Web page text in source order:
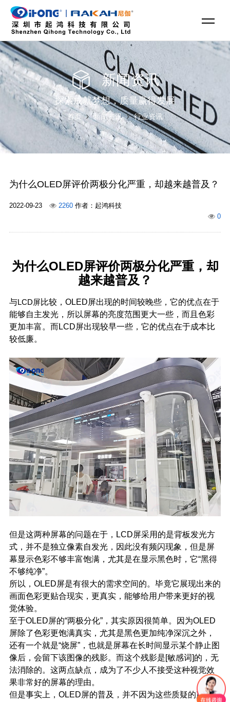
新闻资讯
探索成就梦想，质量赢得发展
首页 新闻资讯 行业资讯
为什么OLED屏评价两极分化严重，却越来越普及？
2022-09-23 2260作者：起鸿科技
0
为什么OLED屏评价两极分化严重，却
越来越普及？
与LCD屏比较，OLED屏出现的时间较晚些，它的优点在于
能够自主发光，所以屏幕的亮度范围更大一些，而且色彩
更加丰富。而LCD屏出现较早一些，它的优点在于成本比
较低廉。
但是这两种屏幕的问题在于，LCD屏采用的是背板发光方
式，并不是独立像素自发光，因此没有频闪现象，但是屏
幕显示色彩不够丰富饱满，尤其是在显示黑色时，它“黑得
不够纯净”。
所以，OLED屏是有很大的需求空间的。毕竟它展现出来的
画面色彩更贴合现实，更真实，能够给用户带来更好的视
觉体验。
至于OLED屏的“两极分化”，其实原因很简单。因为OLED
屏除了色彩更饱满真实，尤其是黑色更加纯净深沉之外，
还有一个就是“烧屏”，也就是屏幕在长时间显示某个静止图
像后，会留下该图像的残影。而这个残影是[敏感词]的，无
法消除的。这两点缺点，成为了不少人不接受这种视觉效
果非常好的屏幕的理由。
但是事实上， OLED屏的普及，并不因为这些质疑的声音而